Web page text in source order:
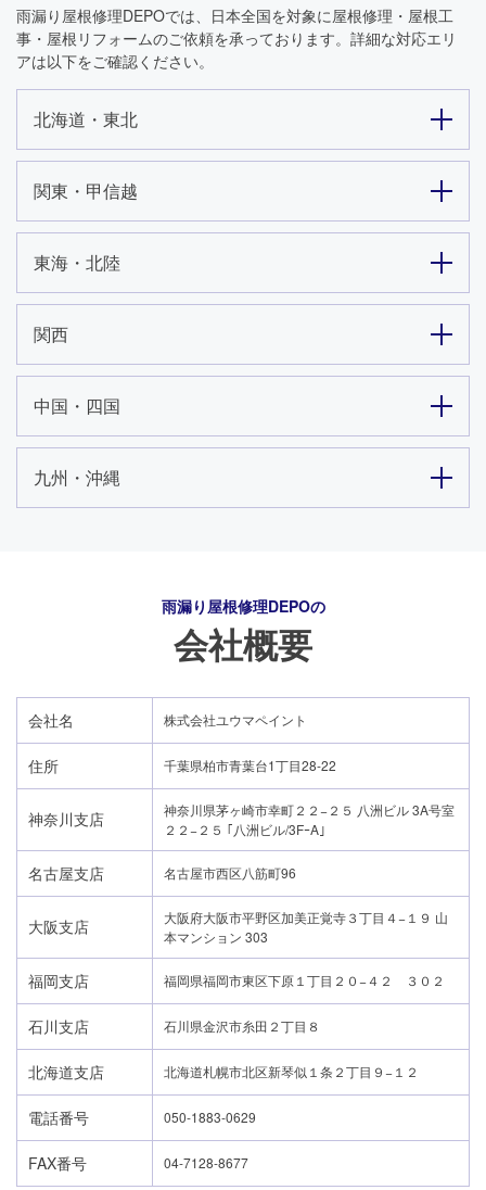
24時間365日対応
050-1883-0629
雨漏り屋根修理DEPOでは、日本全国を対象に屋根修理・屋根工
事・屋根リフォームのご依頼を承っております。詳細な対応エリ
アは以下をご確認ください。
北海道・東北
関東・甲信越
東海・北陸
関西
中国・四国
九州・沖縄
雨漏り屋根修理DEPOの
会社概要
会社名 株式会社ユウマペイント
住所 千葉県柏市青葉台1丁目28-22
神奈川支店
神奈川県茅ヶ崎市幸町２２−２５ 八洲ビル 3A号室
２２−２５ ｢八洲ビル/3FｰA｣
名古屋支店 名古屋市西区八筋町96
大阪支店
大阪府大阪市平野区加美正覚寺３丁目４−１９ 山
本マンション 303
福岡支店 福岡県福岡市東区下原１丁目２０−４２ ３０２
石川支店 石川県金沢市糸田２丁目８
北海道支店 北海道札幌市北区新琴似１条２丁目９−１２
電話番号 050-1883-0629
FAX番号 04-7128-8677